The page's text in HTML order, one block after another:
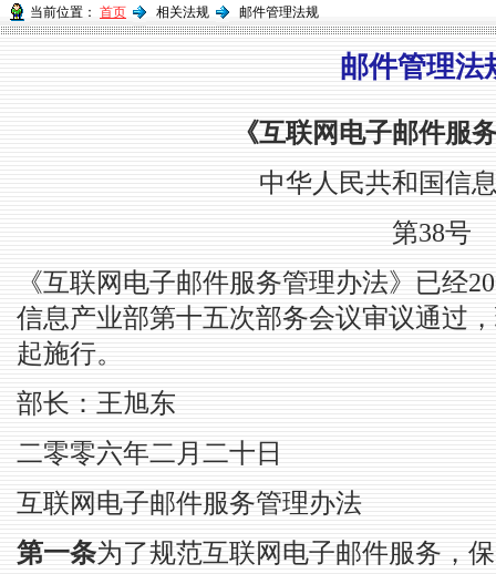
当前位置： 首页 相关法规 邮件管理法规
邮件管理法
《互联网电子邮件服
中华人民共和国信
第38号
《互联网电子邮件服务管理办法》已经
信息产业部第十五次部务会议审议通过
起施行。
部长：王旭东
二零零六年二月二十日
互联网电子邮件服务管理办法
第一条为了规范互联网电子邮件服务，